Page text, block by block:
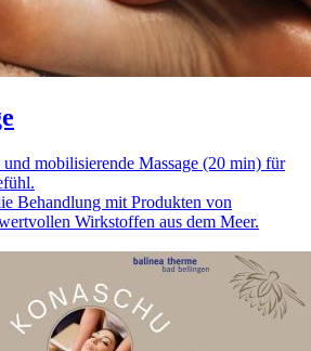
und mobilisierende Massage (20 min) für
Behandlung mit Produkten von
Wirkstoffen aus dem Meer.